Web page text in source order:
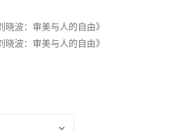
晓波：审美与人的自由》
晓波：审美与人的自由》